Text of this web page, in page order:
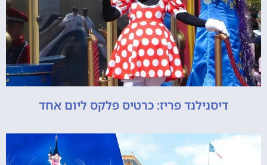
דיסנילנד פריז: כרטיס פלקס ליום אחד